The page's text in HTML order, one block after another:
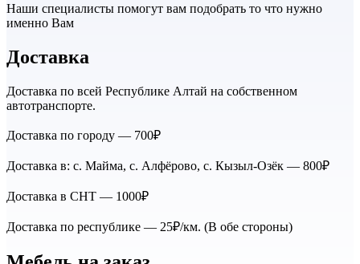
Наши специалисты помогут вам подобрать то что нужно
именно Вам
Доставка
Доставка по всей Республике Алтай на собственном
автотранспорте.
Доставка по городу — 700₽
Доставка в: с. Майма, с. Алфёрово, с. Кызыл-Озёк — 800₽
Доставка в СНТ — 1000₽
Доставка по республике — 25₽/км. (В обе стороны)